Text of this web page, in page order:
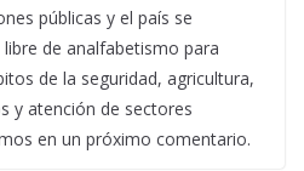
públicas y el país se
de analfabetismo para
de la seguridad, agricultura,
y atención de sectores
en un próximo comentario.